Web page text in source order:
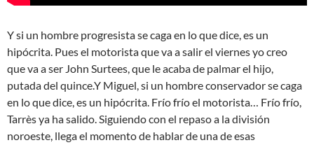
Y si un hombre progresista se caga en lo que dice, es un
hipócrita. Pues el motorista que va a salir el viernes yo creo
que va a ser John Surtees, que le acaba de palmar el hijo,
putada del quince.Y Miguel, si un hombre conservador se caga
en lo que dice, es un hipócrita. Frío frío el motorista… Frío frío,
Tarrès ya ha salido. Siguiendo con el repaso a la división
noroeste, llega el momento de hablar de una de esas